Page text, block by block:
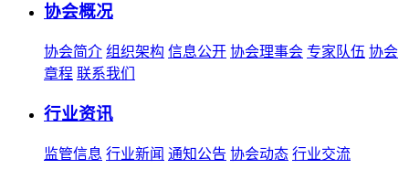
协会概况
协会简介 组织架构 信息公开 协会理事会 专家队伍 协会
章程 联系我们
行业资讯
监管信息 行业新闻 通知公告 协会动态 行业交流